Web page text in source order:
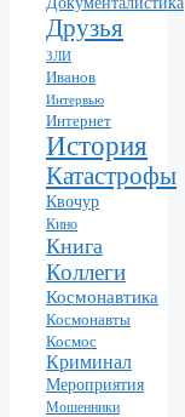
Друзья
ЗЛИ
Иванов
Интервью
Интернет
История
Катастрофы
Квочур
Кино
Книга
Коллеги
Космонавтика
Космонавты
Космос
Криминал
Мероприятия
Мошенники